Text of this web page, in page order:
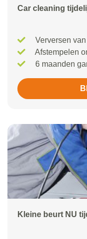
Car cleaning
Verversen
Afstempelen
6 maanden
Kleine beurt NU